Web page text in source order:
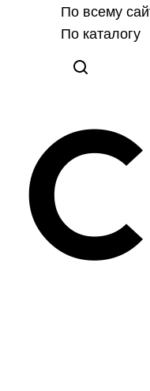
По всему
По каталогу